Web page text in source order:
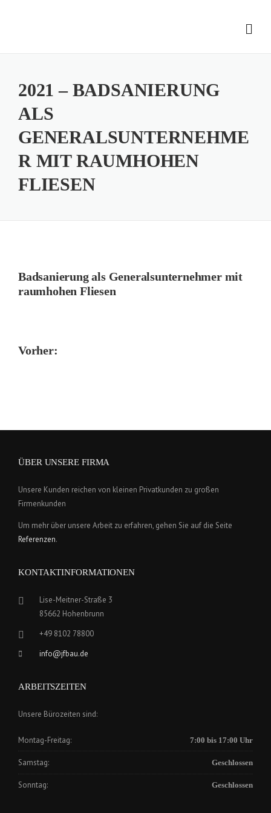
2021 – BADSANIERUNG
ALS
GENERALSUNTERNEHME
R MIT RAUMHOHEN
FLIESEN
Badsanierung als Generalsunternehmer mit
raumhohen Fliesen
Vorher:
ÜBER UNSERE FIRMA
Unsere Kunden reichen von kleinen Privatkunden zu großen
Firmenkunden
Um mehr über unsere Arbeit zu erfahren, gehen Sie auf die Seite
Referenzen.
KONTAKTINFORMATIONEN
Lise-Meitner-Straße 3
85662 Hohenbrunn
+49 8102 78800
info@jfbau.de
ARBEITSZEITEN
Unsere Bürozeiten sind:
Montag-Freitag: 7:00 bis 17:00 Uhr
Samstag: Geschlossen
Sonntag: Geschlossen